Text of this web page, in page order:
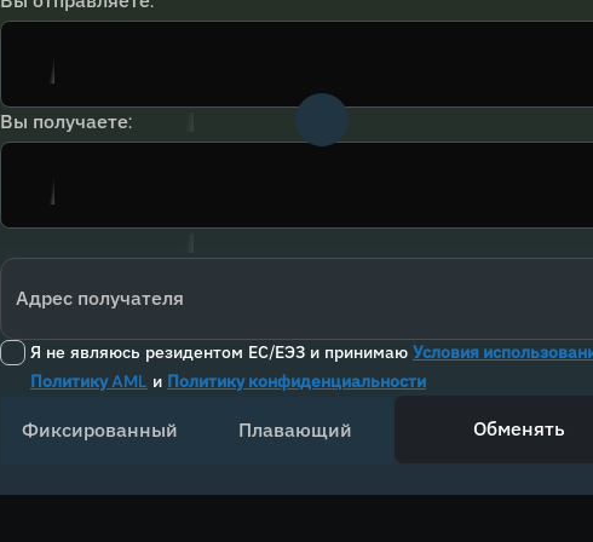
Вы получаете:
Адрес получателя
Я не являюсь резидентом ЕС/ЕЭЗ и принимаю Условия
Политику AML и Политику конфиденциальности
Фиксированный Плавающий Обменять